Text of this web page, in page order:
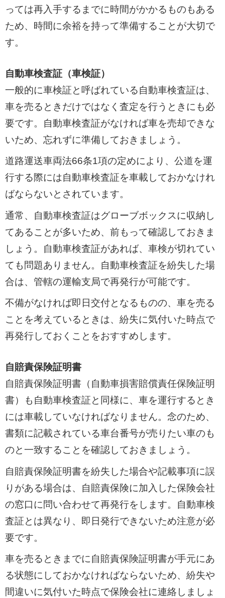
っては再入手するまでに時間がかかるものもある
ため、時間に余裕を持って準備することが大切で
す。
自動車検査証（車検証）
一般的に車検証と呼ばれている自動車検査証は、
車を売るときだけではなく査定を行うときにも必
要です。自動車検査証がなければ車を売却できな
いため、忘れずに準備しておきましょう。
道路運送車両法66条1項の定めにより、公道を運
行する際には自動車検査証を車載しておかなけれ
ばならないとされています。
通常、自動車検査証はグローブボックスに収納し
てあることが多いため、前もって確認しておきま
しょう。自動車検査証があれば、車検が切れてい
ても問題ありません。自動車検査証を紛失した場
合は、管轄の運輸支局で再発行が可能です。
不備がなければ即日交付となるものの、車を売る
ことを考えているときは、紛失に気付いた時点で
再発行しておくことをおすすめします。
自賠責保険証明書
自賠責保険証明書（自動車損害賠償責任保険証明
書）も自動車検査証と同様に、車を運行するとき
には車載していなければなりません。念のため、
書類に記載されている車台番号が売りたい車のも
のと一致することを確認しておきましょう。
自賠責保険証明書を紛失した場合や記載事項に誤
りがある場合は、自賠責保険に加入した保険会社
の窓口に問い合わせて再発行をします。自動車検
査証とは異なり、即日発行できないため注意が必
要です。
車を売るときまでに自賠責保険証明書が手元にあ
る状態にしておかなければならないため、紛失や
間違いに気付いた時点で保険会社に連絡しましょ